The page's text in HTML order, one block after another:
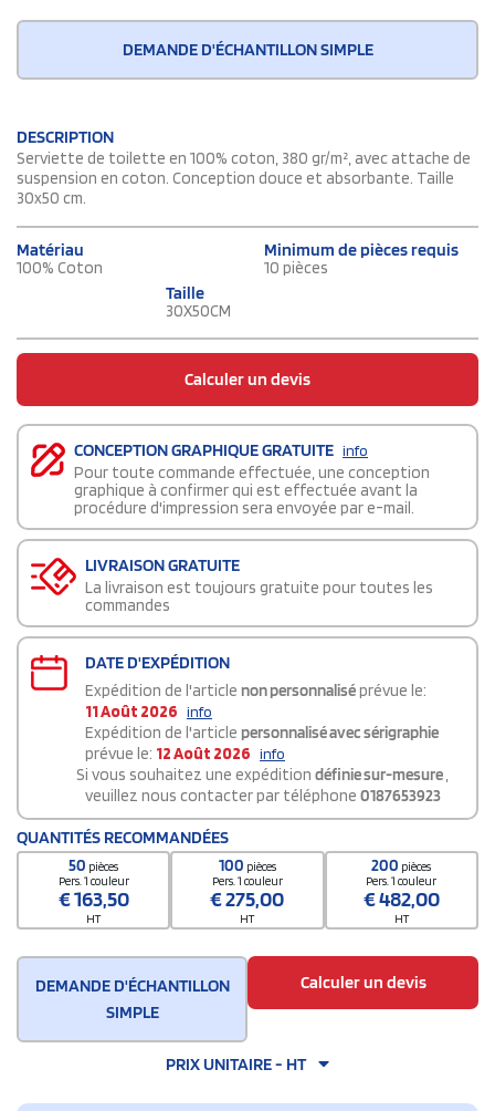
DEMANDE D'ÉCHANTILLON SIMPLE
DESCRIPTION
Serviette de toilette en 100% coton, 380 gr/m², avec attache de
suspension en coton. Conception douce et absorbante. Taille
30x50 cm.
Matériau
100% Coton
Minimum de pièces requis
10 pièces
Taille
30X50CM
Calculer un devis
CONCEPTION GRAPHIQUE GRATUITE info
Pour toute commande effectuée, une conception
graphique à confirmer qui est effectuée avant la
procédure d'impression sera envoyée par e-mail.
LIVRAISON GRATUITE
La livraison est toujours gratuite pour toutes les
commandes
DATE D'EXPÉDITION
Expédition de l'article non personnaliséprévue le:
11 Août 2026 info
Expédition de l'article personnalisé avec sérigraphie
prévue le: 12 Août 2026 info
Si vous souhaitez une expédition définie sur-mesure,
veuillez nous contacter par téléphone 0187653923
QUANTITÉS RECOMMANDÉES
50 pièces
Pers. 1 couleur
€163,50
HT
100 pièces
Pers. 1 couleur
€275,00
HT
200 pièces
Pers. 1 couleur
€482,00
HT
DEMANDE D'ÉCHANTILLON
SIMPLE
Calculer un devis
PRIX UNITAIRE - HT